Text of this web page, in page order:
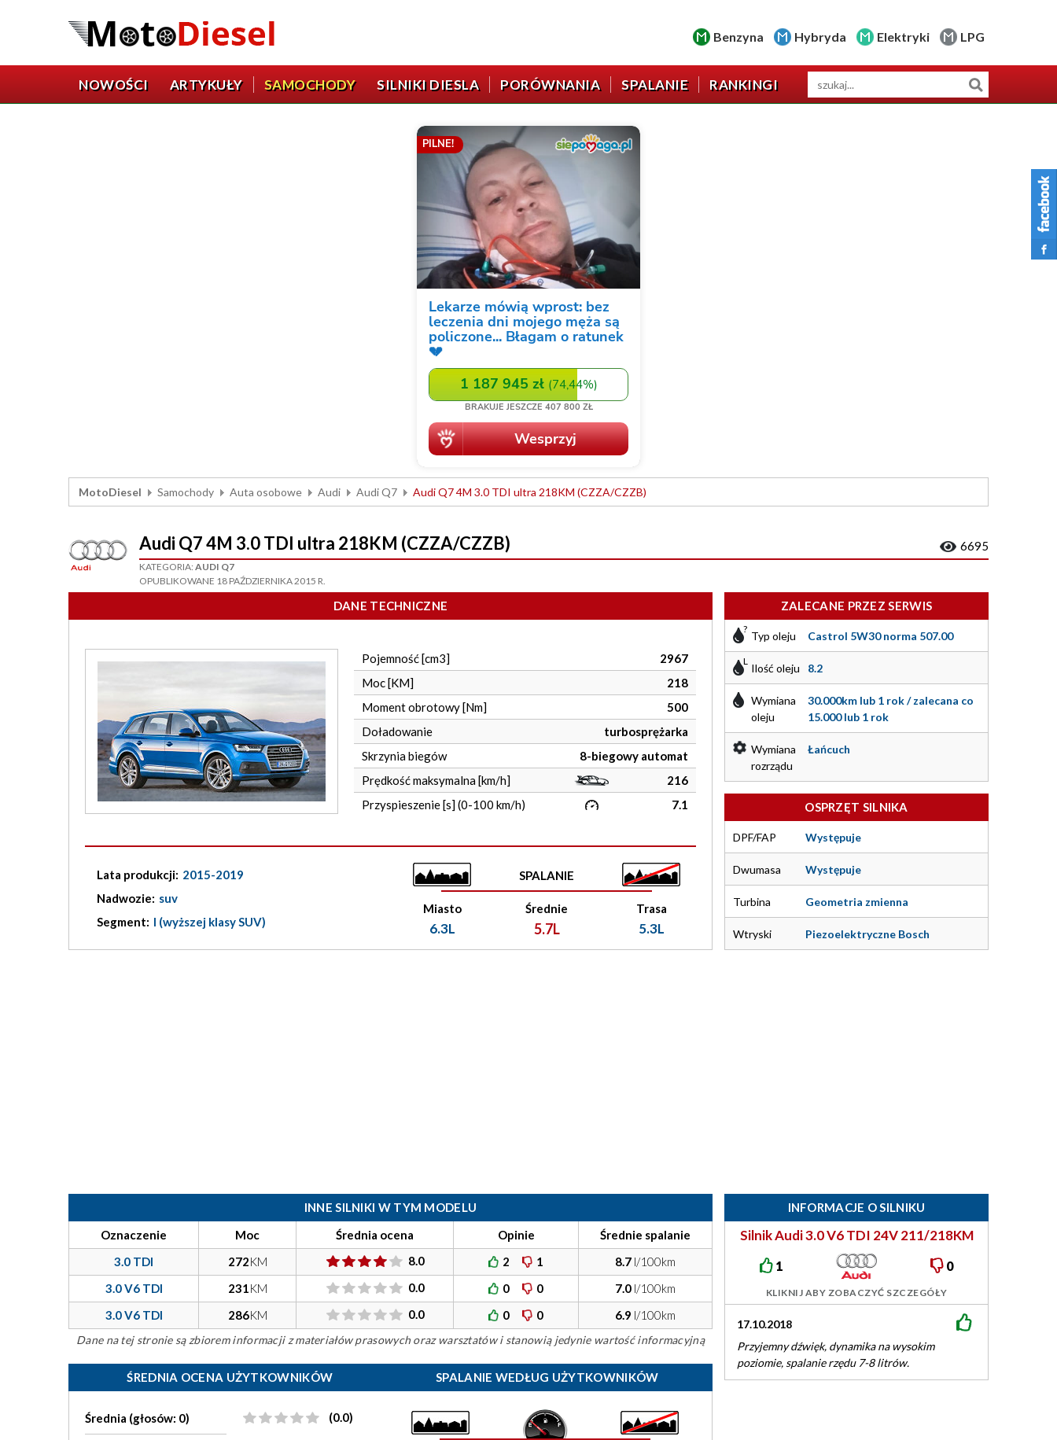
Benzyna Hybryda Elektryki LPG
NOWOŚCI ARTYKUŁY SAMOCHODY SILNIKI DIESLA PORÓWNANIA SPALANIE RANKINGI
MotoDiesel Samochody Auta osobowe Audi Audi Q7 Audi Q7 4M 3.0 TDI ultra 218KM (CZZA/CZZB)
Audi Q7 4M 3.0 TDI ultra 218KM (CZZA/CZZB) 6695
KATEGORIA: AUDI Q7
OPUBLIKOWANE 18 PAŹDZIERNIKA 2015 R.
DANE TECHNICZNE
Pojemność [cm3]
2967
Moc [KM]
218
Moment obrotowy [Nm]
500
Doładowanie
turbosprężarka
Skrzynia biegów
8-biegowy automat
Prędkość maksymalna [km/h]
216
Przyspieszenie [s] (0-100 km/h)
7.1
Lata produkcji: 2015-2019
Nadwozie: suv
Segment: I (wyższej klasy SUV)
SPALANIE
Miasto
6.3L
Średnie
5.7L
Trasa
5.3L
ZALECANE PRZEZ SERWIS
Typ oleju Castrol 5W30 norma 507.00
Ilość oleju 8.2
Wymiana
oleju
30.000km lub 1 rok / zalecana co
15.000 lub 1 rok
Wymiana
rozrządu
Łańcuch
OSPRZĘT SILNIKA
DPF/FAP Występuje
Dwumasa Występuje
Turbina Geometria zmienna
Wtryski Piezoelektryczne Bosch
INNE SILNIKI W TYM MODELU
Oznaczenie
Moc Średnia ocena Opinie
Średnie spalanie
3.0 TDI
272KM 8.0 2 1 8.7 l/100km
3.0 V6 TDI
231KM 0.0 0 0 7.0 l/100km
3.0 V6 TDI
286KM 0.0 0 0 6.9 l/100km
Dane na tej stronie są zbiorem informacji z materiałów prasowych oraz warsztatów i stanowią jedynie wartość informacyjną
ŚREDNIA OCENA UŻYTKOWNIKÓW
Średnia (głosów: 0) (0.0)
SPALANIE WEDŁUG UŻYTKOWNIKÓW
INFORMACJE O SILNIKU
Silnik Audi 3.0 V6 TDI 24V 211/218KM
EA897evo
1 0
KLIKNIJ ABY ZOBACZYĆ SZCZEGÓŁY
17.10.2018
Przyjemny dźwięk, dynamika na wysokim
poziomie, spalanie rzędu 7-8 litrów.